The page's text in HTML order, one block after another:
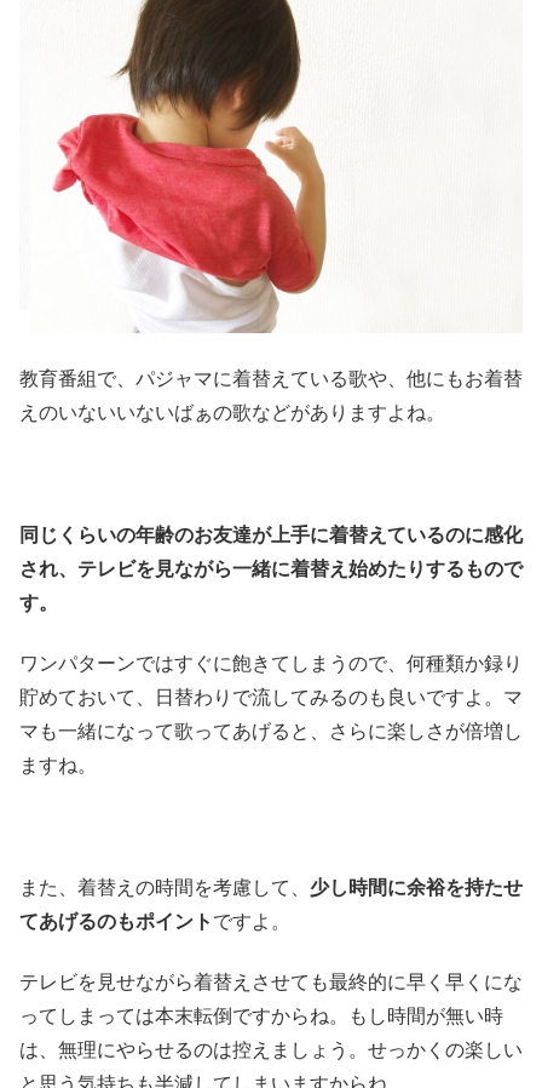
教育番組で、パジャマに着替えている歌や、他にもお着替
えのいないいないばぁの歌などがありますよね。
同じくらいの年齢のお友達が上手に着替えているのに感化
され、テレビを見ながら一緒に着替え始めたりするもので
す。
ワンパターンではすぐに飽きてしまうので、何種類か録り
貯めておいて、日替わりで流してみるのも良いですよ。マ
マも一緒になって歌ってあげると、さらに楽しさが倍増し
ますね。
また、着替えの時間を考慮して、 少し時間に余裕を持たせ
てあげるのもポイントですよ。
テレビを見せながら着替えさせても最終的に早く早くにな
ってしまっては本末転倒ですからね。もし時間が無い時
は、無理にやらせるのは控えましょう。せっかくの楽しい